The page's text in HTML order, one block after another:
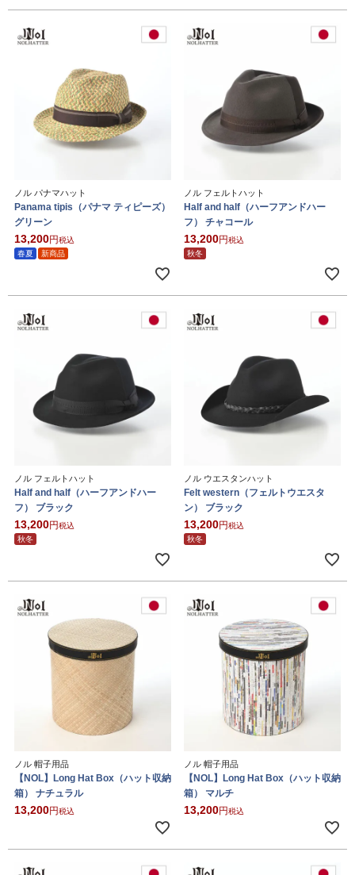
ノル パナマハット
Panama tipis（パナマ ティピーズ）
グリーン
13,200
税込
春夏
新商品
ノル フェルトハット
Half and half（ハーフアンドハー
フ） チャコール
13,200
税込
秋冬
ノル フェルトハット
Half and half（ハーフアンドハー
フ） ブラック
13,200
税込
秋冬
ノル ウエスタンハット
Felt western（フェルトウエスタ
ン） ブラック
13,200
税込
秋冬
ノル 帽子用品
【NOL】Long Hat Box（ハット収納
箱） ナチュラル
13,200 税込
ノル 帽子用品
【NOL】Long Hat Box（ハット収納
箱） マルチ
13,200 税込